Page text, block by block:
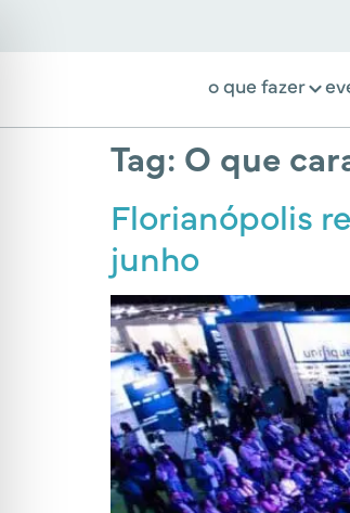
o que fazer
Tag: O que
Florianópolis
junho